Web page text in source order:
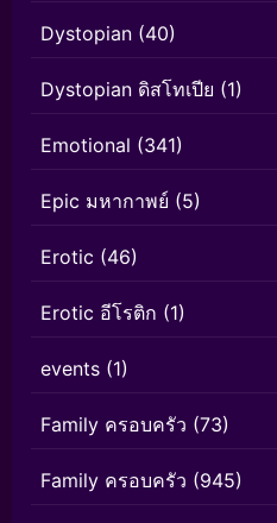
Dystopian (40)
Dystopian ดิสโทเปีย (1)
Emotional (341)
Epic มหากาพย์ (5)
Erotic (46)
Erotic อีโรติก (1)
events (1)
Family ครอบครัว (73)
Family ครอบครัว (945)